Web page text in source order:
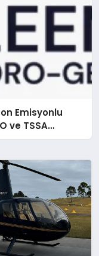
Emisyonlu
ve TSSA